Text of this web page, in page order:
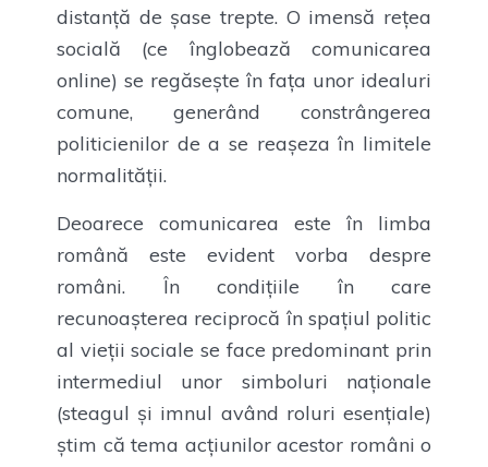
distanță de șase trepte. O imensă rețea
socială (ce înglobează comunicarea
online) se regăsește în fața unor idealuri
comune, generând constrângerea
politicienilor de a se reașeza în limitele
normalității.
Deoarece comunicarea este în limba
română este evident vorba despre
români. În condițiile în care
recunoașterea reciprocă în spațiul politic
al vieții sociale se face predominant prin
intermediul unor simboluri naționale
(steagul și imnul având roluri esențiale)
știm că tema acțiunilor acestor români o